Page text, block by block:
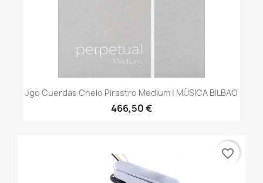
Jgo Cuerdas Chelo Pirastro Medium | MÚSICA BILBAO
466,50 €
favorite_border